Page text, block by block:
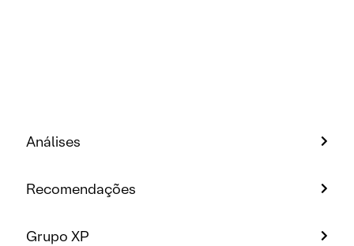
Análises
Recomendações
Grupo XP